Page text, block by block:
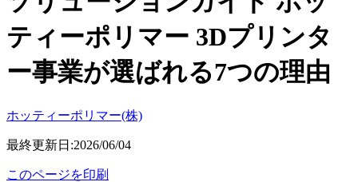
ティーポリマー 3Dプリンタ
ー事業が選ばれる7つの理由
ホッティーポリマー(株)
最終更新日:2026/06/04
このページを印刷